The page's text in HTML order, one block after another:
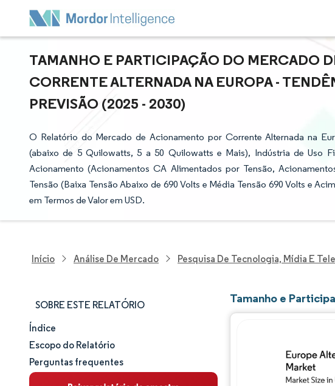
TAMANHO E PARTICIPAÇÃO DO MERCADO
CORRENTE ALTERNADA NA EUROPA -
PREVISÃO (2025 - 2030)
O Relatório do Mercado de Acionamento por Corrente Alternada na
(abaixo de 5 Quilowatts, 5 a 50 Quilowatts e Mais), Indústria de Uso
Acionamento (Acionamentos CA Alimentados por Tensão,
Tensão (Baixa Tensão Abaixo de 690 Volts e Média Tensão 690 Volts e
em Termos de Valor em USD.
Início Análise De Mercado Pesquisa De Tecnologia, Mídia E
SOBRE ESTE RELATÓRIO
Tamanho e participação de mercado
Análise de mercado
Índice
Escopo do Relatório
Perguntas frequentes
Tamanho e